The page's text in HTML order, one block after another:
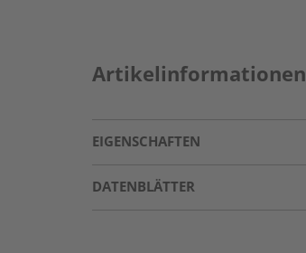
Artikelinformationen
EIGENSCHAFTEN
DATENBLÄTTER